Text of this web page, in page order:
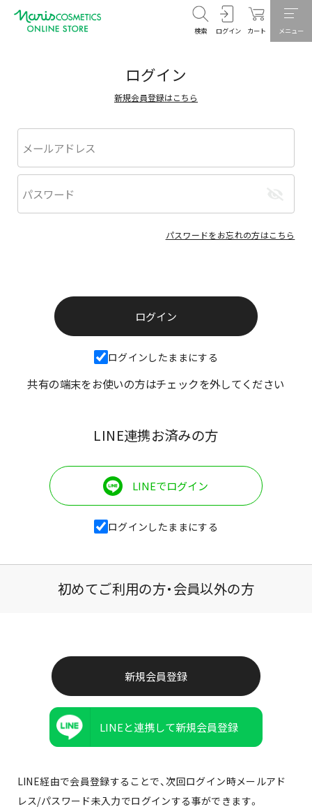
検索 ログイン カート メニュー
ログイン
新規会員登録はこちら
パスワードをお忘れの方はこちら
ログインしたままにする
共有の端末をお使いの方はチェックを外してください
LINE連携お済みの方
LINEでログイン
ログインしたままにする
初めてご利用の方・会員以外の方
LINEと連携して新規会員登録
LINE経由で会員登録することで、次回ログイン時メールアド
レス/パスワード未入力でログインする事ができます。